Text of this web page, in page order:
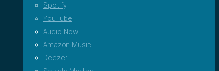
Spotify
YouTube
Audio Now
Amazon Music
Deezer